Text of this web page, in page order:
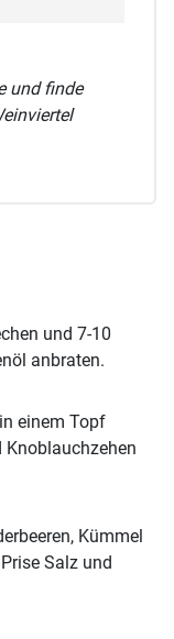
und finde
und 7-10
anbraten.
einem Topf
Kümmel
Salz und